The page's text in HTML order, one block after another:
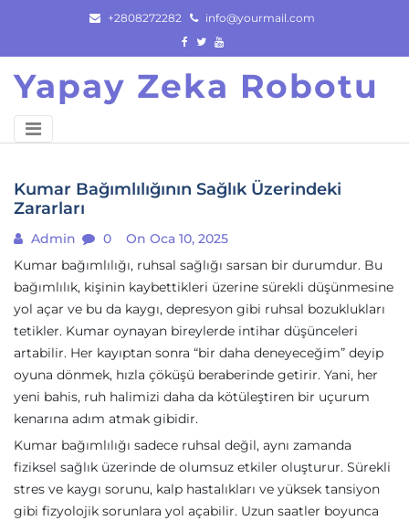
content
+2808272282 info@yourmail.com
Yapay Zeka Robotu
Kumar Bağımlılığının Sağlık Üzerindeki
Zararları
Admin 0
On Oca 10, 2025
Kumar bağımlılığı, ruhsal sağlığı sarsan bir durumdur. Bu
bağımlılık, kişinin kaybettikleri üzerine sürekli düşünmesine
yol açar ve bu da kaygı, depresyon gibi ruhsal bozuklukları
tetikler. Kumar oynayan bireylerde intihar düşünceleri
artabilir. Her kayıptan sonra “bir daha deneyeceğim” deyip
oyuna dönmek, hızla çöküşü beraberinde getirir. Yani, her
yeni bahis, ruh halimizi daha da kötüleştiren bir uçurum
kenarına adım atmak gibidir.
Kumar bağımlılığı sadece ruhsal değil, aynı zamanda
fiziksel sağlık üzerinde de olumsuz etkiler oluşturur. Sürekli
stres ve kaygı sorunu, kalp hastalıkları ve yüksek tansiyon
gibi fizyolojik sorunlara yol açabilir. Uzun saatler boyunca